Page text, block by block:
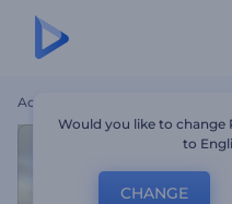
Accueil
Would you like to change
to
CHANGE